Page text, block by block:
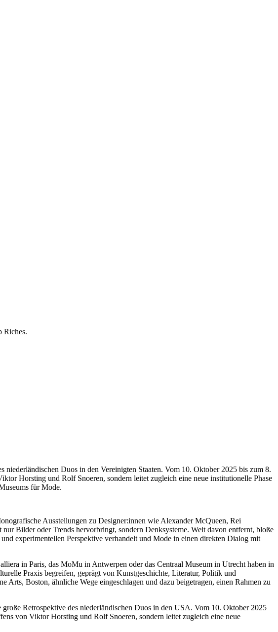
Duos in den Vereinigten Staaten. Vom 10. Oktober 2025 bis zum 8.
Horsting und Rolf Snoeren, sondern leitet zugleich eine neue institutionelle Phase
für Mode.
Ausstellungen zu Designer:innen wie Alexander McQueen, Rei
nur Bilder oder Trends hervorbringt, sondern Denksysteme. Weit davon entfernt, bloße
experimentellen Perspektive verhandelt und Mode in einen direkten Dialog mit
in Paris, das MoMu in Antwerpen oder das Centraal Museum in Utrecht haben in
Praxis begreifen, geprägt von Kunstgeschichte, Literatur, Politik und
Boston, ähnliche Wege eingeschlagen und dazu beigetragen, einen Rahmen zu
Retrospektive des niederländischen Duos in den USA. Vom 10. Oktober 2025
von Viktor Horsting und Rolf Snoeren, sondern leitet zugleich eine neue